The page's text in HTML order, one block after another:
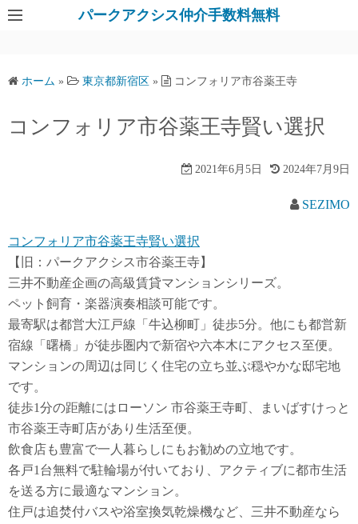
パークアクシス仲介手数料無料
ホーム » 東京都新宿区 » コンフォリア市谷薬王寺
コンフォリア市谷薬王寺賢い選択
2021年6月5日 2024年7月9日
SEZIMO
コンフォリア市谷薬王寺賢い選択
【旧：パークアクシス市谷薬王寺】
三井不動産企画の高級賃貸マンションシリーズ。
ペット飼育・楽器演奏相談可能です。
最寄駅は都営大江戸線「牛込柳町」徒歩5分。他にも都営新
宿線「曙橋」が徒歩圏内で新宿や六本木にアクセス至便。
マンションの周辺は同じく住宅の立ち並ぶ穏やかな邸宅地
です。
徒歩1分の距離にはローソン 市谷薬王寺町、まいばすけっと
市谷薬王寺町店があり生活至便。
飲食店も豊富で一人暮らしにもお勧めの立地です。
各戸1台無料で駐輪場が付いており、アクティブに都市生活
を送る方に最適なマンション。
住戸は追焚付バスや浴室換気乾燥機など、三井不動産なら